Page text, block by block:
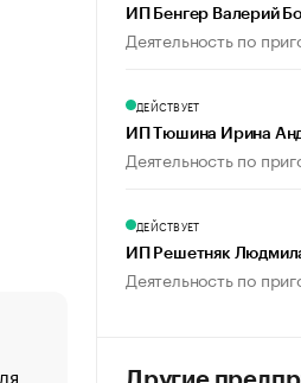
«От спорта тело стареет
ИП Бенгер Валерий
Деятельность по
ДЕЙСТВУЕТ
ИП Тюшина Ирина
Деятельность по
ДЕЙСТВУЕТ
ИП Решетняк
Деятельность по